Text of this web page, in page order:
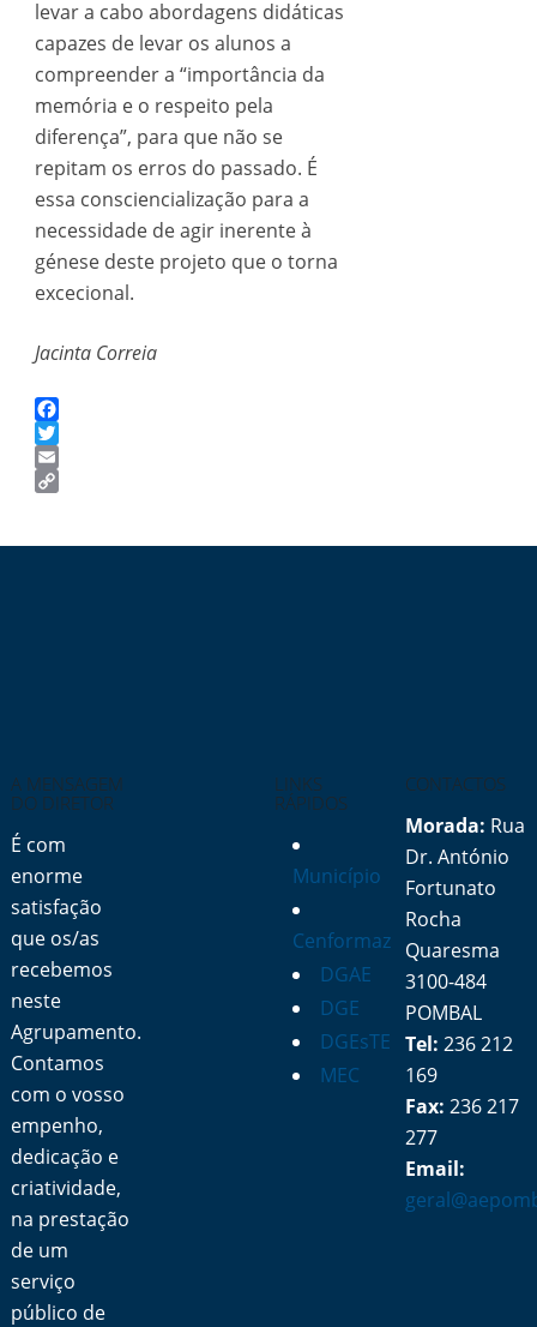
levar a cabo abordagens didáticas
capazes de levar os alunos a
compreender a “importância da
memória e o respeito pela
diferença”, para que não se
repitam os erros do passado. É
essa consciencialização para a
necessidade de agir inerente à
génese deste projeto que o torna
excecional.
Jacinta Correia
Facebook
Twitter
Email
A MENSAGEM
DO DIRETOR
É com
enorme
satisfação
que os/as
recebemos
neste
Agrupamento.
Contamos
com o vosso
empenho,
dedicação e
criatividade,
na prestação
de um
serviço
público de
LINKS
RÁPIDOS
Município
Cenformaz
DGAE
DGE
DGEsTE
MEC
CONTACTOS
Morada: Rua
Dr. António
Fortunato
Rocha
Quaresma
3100-484
POMBAL
Tel: 236 212
169
Fax: 236 217
277
Email: